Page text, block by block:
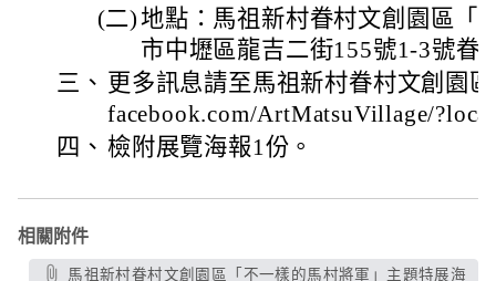
(二)地點：馬祖新村眷村文創園區「
市中壢區龍吉二街155號1-3號眷
三、 更多訊息請至馬祖新村眷村文創園
facebook.com/ArtMatsuVillage/
四、 檢附展覽海報1份。
相關附件